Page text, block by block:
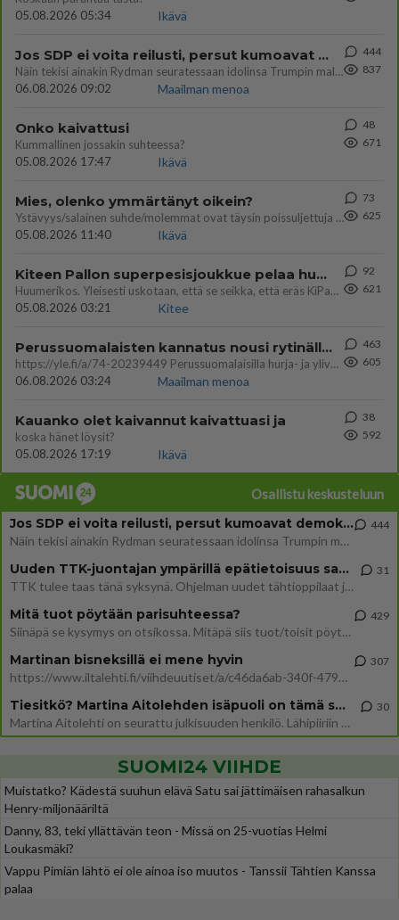
05.08.2026 05:34
Ikävä
Jos SDP ei voita reilusti, persut kumoavat demokratian Suomesta
Näin tekisi ainakin Rydman seuratessaan idolinsa Trumpin mallia https://www.is.fi/politiikka/art-2000012187244.html
06.08.2026 09:02
Maailman menoa
444
837
Onko kaivattusi
Kummallinen jossakin suhteessa?
05.08.2026 17:47
Ikävä
48
671
Mies, olenko ymmärtänyt oikein?
Ystävyys/salainen suhde/molemmat ovat täysin poissuljettuja asioita? Nainen
05.08.2026 11:40
Ikävä
73
625
Kiteen Pallon superpesisjoukkue pelaa huumeiden vaikutuksen alaisena
Huumerikos. Yleisesti uskotaan, että se seikka, että eräs KiPan pelaaja kärähtää huumeista, on vain jäävuoren huippu. M
05.08.2026 03:21
Kitee
92
621
Perussuomalaisten kannatus nousi rytinällä Ylen tänään julkaisemassa tuoreimmassa gallup-kyselyssä.
https://yle.fi/a/74-20239449 Perussuomalaisilla hurja- ja ylivoimaisesti suurin nousu tässä uudessa Ylen gallupissa. Kyl
06.08.2026 03:24
Maailman menoa
463
605
Kauanko olet kaivannut kaivattuasi ja
koska hänet löysit?
05.08.2026 17:19
Ikävä
38
592
Osallistu keskusteluun
Jos SDP ei voita reilusti, persut kumoavat demokratian Suomesta
Näin tekisi ainakin Rydman seuratessaan idolinsa Trumpin mallia https://www.is.fi/politiikka/art-2000012187244.html
444
Uuden TTK-juontajan ympärillä epätietoisuus sakenee - Nyt MTV hämmentää soppaa
TTK tulee taas tänä syksynä. Ohjelman uudet tähtioppilaat julkistetaan torstaina 6. elokuuta klo 14 alkavassa lehdistö
31
Mitä tuot pöytään parisuhteessa?
Siinäpä se kysymys on otsikossa. Mitäpä siis tuot/toisit pöytään parisuhteessa? Oletko mies vai nainen? Koetko sen mitä
429
Martinan bisneksillä ei mene hyvin
https://www.iltalehti.fi/viihdeuutiset/a/c46da6ab-340f-4790-aaa7-0865eed2336 Yrityksen konkurssihakemus on tullut kärä
307
Tiesitkö? Martina Aitolehden isäpuoli on tämä suosittu laulaja
Martina Aitolehti on seurattu julkisuuden henkilö. Lähipiiriin mahtuu muitakin tunnettuja henkilöitä. Tiesitkö, että Ma
30
SUOMI24 VIIHDE
Muistatko? Kädestä suuhun elävä Satu sai jättimäisen rahasalkun
Henry-miljonääriltä
Danny, 83, teki yllättävän teon - Missä on 25-vuotias Helmi
Loukasmäki?
Vappu Pimiän lähtö ei ole ainoa iso muutos - Tanssii Tähtien Kanssa
palaa